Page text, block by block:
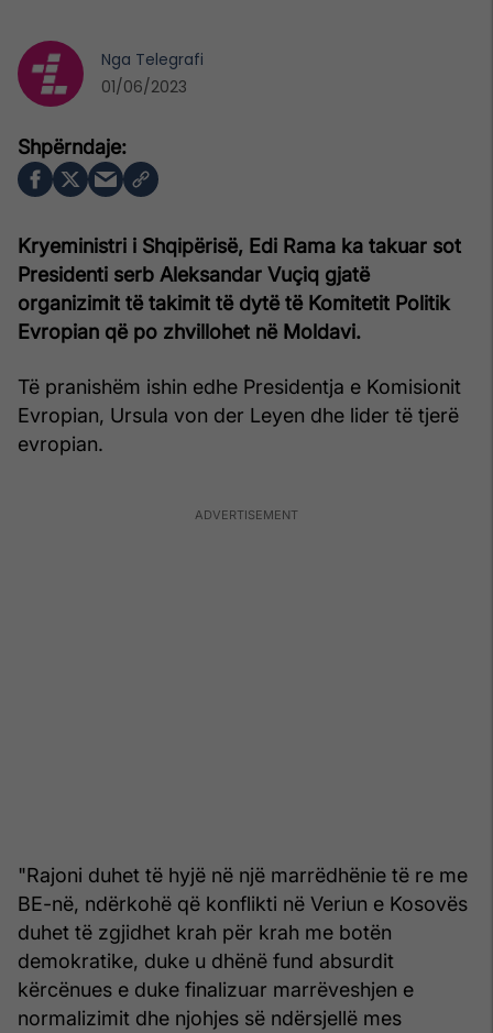
Kryeministri i Shqipërisë, Edi Rama ka takuar sot
Presidenti serb Aleksandar Vuçiq gjatë
organizimit të takimit të dytë të Komitetit Politik
Evropian që po zhvillohet në Moldavi.
Të pranishëm ishin edhe Presidentja e Komisionit
Evropian, Ursula von der Leyen dhe lider të tjerë
evropian.
"Rajoni duhet të hyjë në një marrëdhënie të re me
BE-në, ndërkohë që konflikti në Veriun e Kosovës
duhet të zgjidhet krah për krah me botën
demokratike, duke u dhënë fund absurdit
kërcënues e duke finalizuar marrëveshjen e
normalizimit dhe njohjes së ndërsjellë mes
Nga Telegrafi
01/06/2023